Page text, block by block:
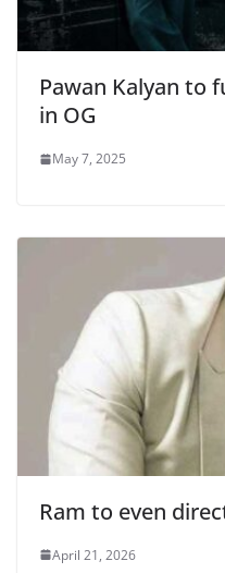
Pawan Kalyan to
in OG
May 7, 2025
Ram to even
April 21, 2026